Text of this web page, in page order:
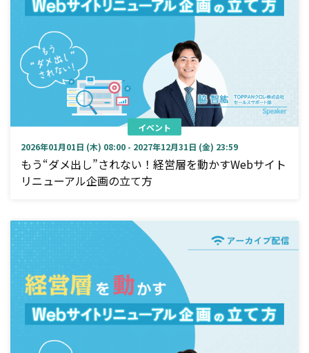
イベント
2026年01月01日 (木) 08:00 - 2027年12月31日 (金) 23:59
もう“ダメ出し”されない！経営層を動かすWebサイト
リニューアル企画の立て方